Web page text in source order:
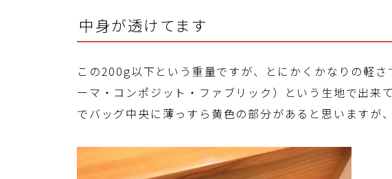
中身が透けてます
この200g以下という重量ですが、とにかくかなりの軽さ
ーマ・コンポジット・ファブリック）という生地で出来
でバッグ中央に薄っすら黄色の部分があると思いますが、